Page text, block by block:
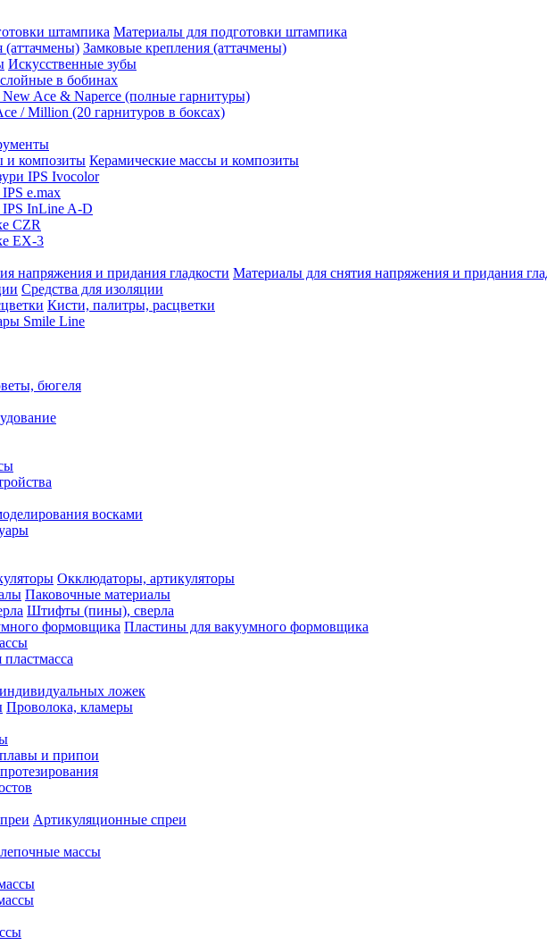
Материалы для подготовки штампика
Замковые крепления (аттачмены)
Искусственные зубы
в бобинах
New Ace & Naperce (полные гарнитуры)
/ Million (20 гарнитуров в боксах)
Керамические массы и композиты
IPS Ivocolor
e.max
InLine A-D
CZR
EX-3
Материалы для снятия напряжения и придания
Средства для изоляции
Кисти, палитры, расцветки
Smile Line
бюгеля
восками
Окклюдаторы, артикуляторы
Паковочные материалы
Штифты (пины), сверла
Пластины для вакуумного формовщика
ложек
Проволока, кламеры
и припои
Артикуляционные спреи
массы